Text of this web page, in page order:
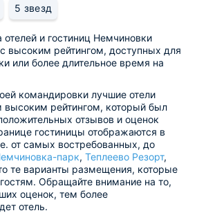
5 звезд
отелей и гостиниц Немчиновки
высоким рейтингом, доступных для
или более длительное время на
командировки лучшие отели
рейтингом, который был
отзывов и оценок
гостиницы отображаются в
от самых востребованных, до
парк, Теплеево Резорт,
те варианты размещения, которые
Обращайте внимание на то,
оценок, тем более
отель.